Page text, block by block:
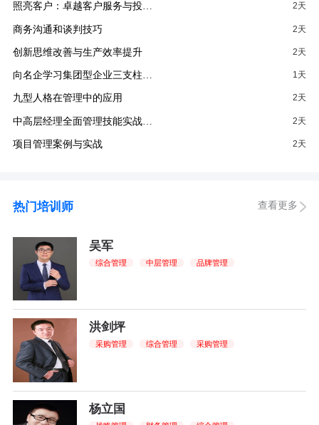
照亮客户：卓越客户服务与投… 2天
商务沟通和谈判技巧 2天
创新思维改善与生产效率提升 2天
向名企学习集团型企业三支柱… 1天
九型人格在管理中的应用 2天
中高层经理全面管理技能实战… 2天
项目管理案例与实战 2天
热门培训师 查看更多
吴军
综合管理 中层管理 品牌管理
洪剑坪
采购管理 综合管理 采购管理
杨立国